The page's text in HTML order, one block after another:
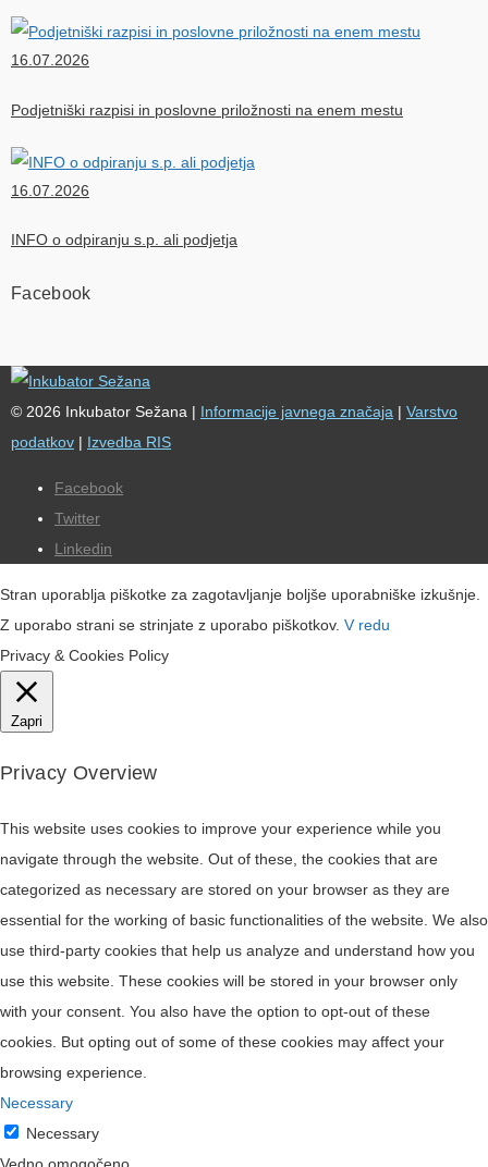
16.07.2026
Podjetniški razpisi in poslovne priložnosti na enem mestu
16.07.2026
INFO o odpiranju s.p. ali podjetja
Facebook
© 2026 Inkubator Sežana | Informacije javnega značaja | Varstvo
podatkov | Izvedba RIS
Facebook
Twitter
Linkedin
Stran uporablja piškotke za zagotavljanje boljše uporabniške izkušnje.
Z uporabo strani se strinjate z uporabo piškotkov. V redu
Privacy & Cookies Policy
Zapri
Privacy Overview
This website uses cookies to improve your experience while you
navigate through the website. Out of these, the cookies that are
categorized as necessary are stored on your browser as they are
essential for the working of basic functionalities of the website. We also
use third-party cookies that help us analyze and understand how you
use this website. These cookies will be stored in your browser only
with your consent. You also have the option to opt-out of these
cookies. But opting out of some of these cookies may affect your
browsing experience.
Necessary
Necessary
Vedno omogočeno